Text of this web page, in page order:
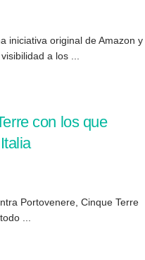
iniciativa original de Amazon y
a los ...
con los que
Portovenere, Cinque Terre
...